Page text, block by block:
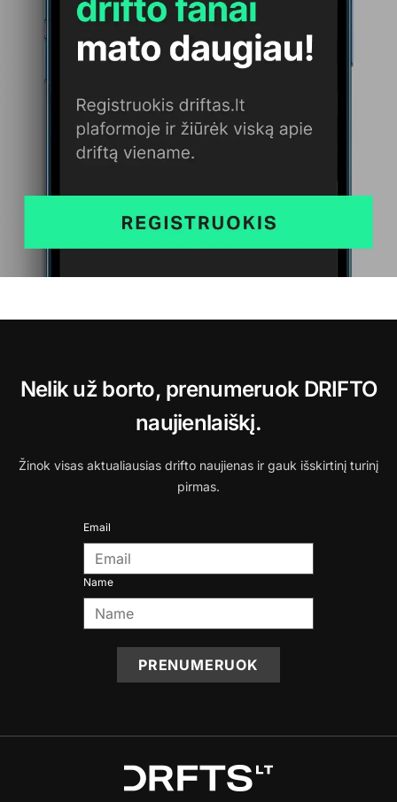
Nelik už borto, prenumeruok DRIFTO
naujienlaiškį.
Žinok visas aktualiausias drifto naujienas ir gauk išskirtinį turinį
pirmas.
Email
Name
PRENUMERUOK